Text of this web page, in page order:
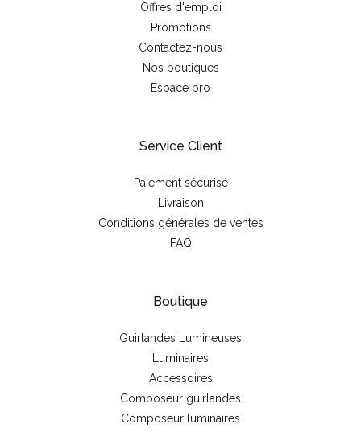
Offres d'emploi
Promotions
Contactez-nous
Nos boutiques
Espace pro
Service Client
Paiement sécurisé
Livraison
Conditions générales de ventes
FAQ
Boutique
Guirlandes Lumineuses
Luminaires
Accessoires
Composeur guirlandes
Composeur luminaires